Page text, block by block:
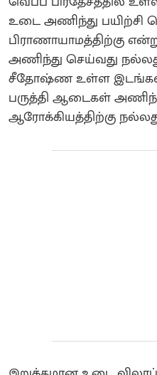
உடை அணிந்து பயிற்சி
பிராணாயாமத்திற்கு
அணிந்து செய்வது
சீதோஷ்ண உள்ள
பருத்தி ஆடைகள்
ஆரோக்கியத்திற்கு